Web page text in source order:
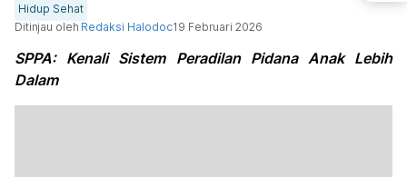
Hidup Sehat
Ditinjau oleh Redaksi Halodoc19 Februari 2026
SPPA: Kenali Sistem Peradilan Pidana Anak Lebih
Dalam